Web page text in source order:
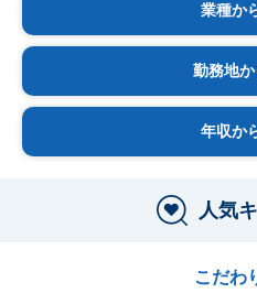
業種か
勤務地
年収か
人気
こだわ